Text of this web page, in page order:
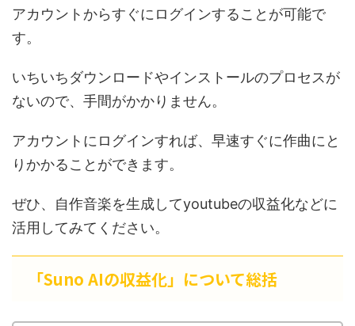
アカウントからすぐにログインすることが可能で
す。
いちいちダウンロードやインストールのプロセスが
ないので、手間がかかりません。
アカウントにログインすれば、早速すぐに作曲にと
りかかることができます。
ぜひ、自作音楽を生成してyoutubeの収益化などに
活用してみてください。
「Suno AIの収益化」について総括